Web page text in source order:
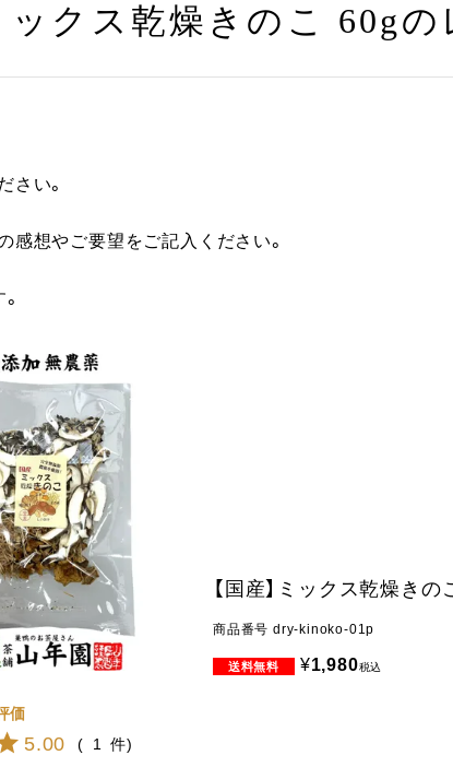
ックス乾燥きのこ 60g
さい。
感想やご要望をご記入ください。
【国産】ミックス乾燥きの
商品番号 dry-kinoko-01p
¥1,980税込
5.00 1